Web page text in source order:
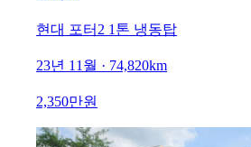
현대 포터2 1톤 냉동탑
23년 11월 · 74,820km
2,350만원